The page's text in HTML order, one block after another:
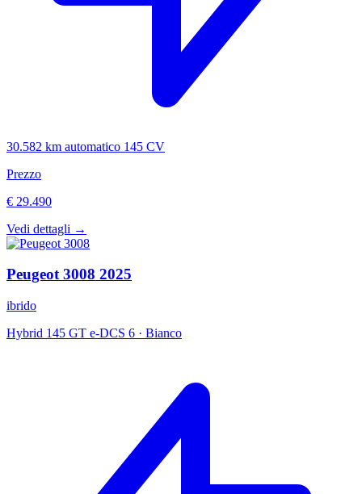
30.582 km automatico 145 CV
Prezzo
€ 29.490
Vedi dettagli →
Peugeot3008 2025
ibrido
Hybrid 145 GT e-DCS 6 · Bianco